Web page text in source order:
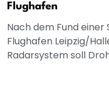
Flughafen
Nach dem Fund
Flughafen Leipzig/
Radarsystem soll